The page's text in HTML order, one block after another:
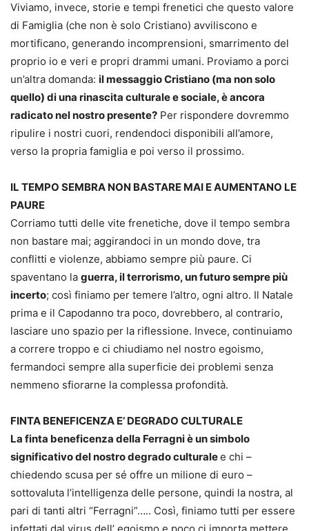
Viviamo, invece, storie e tempi frenetici che questo valore
di Famiglia (che non è solo Cristiano) avviliscono e
mortificano, generando incomprensioni, smarrimento del
proprio io e veri e propri drammi umani. Proviamo a porci
un’altra domanda: il messaggio Cristiano (ma non solo
quello) di una rinascita culturale e sociale, è ancora
radicato nel nostro presente? Per rispondere dovremmo
ripulire i nostri cuori, rendendoci disponibili all’amore,
verso la propria famiglia e poi verso il prossimo.
IL TEMPO SEMBRA NON BASTARE MAI E AUMENTANO LE
PAURE
Corriamo tutti delle vite frenetiche, dove il tempo sembra
non bastare mai; aggirandoci in un mondo dove, tra
conflitti e violenze, abbiamo sempre più paure. Ci
spaventano la guerra, il terrorismo, un futuro sempre più
incerto; così finiamo per temere l’altro, ogni altro. Il Natale
prima e il Capodanno tra poco, dovrebbero, al contrario,
lasciare uno spazio per la riflessione. Invece, continuiamo
a correre troppo e ci chiudiamo nel nostro egoismo,
fermandoci sempre alla superficie dei problemi senza
nemmeno sfiorarne la complessa profondità.
FINTA BENEFICENZA E’ DEGRADO CULTURALE
La finta beneficenza della Ferragni è un simbolo
significativo del nostro degrado culturalee chi –
chiedendo scusa per sé offre un milione di euro –
sottovaluta l’intelligenza delle persone, quindi la nostra, al
pari di tanti altri “Ferragni”….. Così, finiamo tutti per essere